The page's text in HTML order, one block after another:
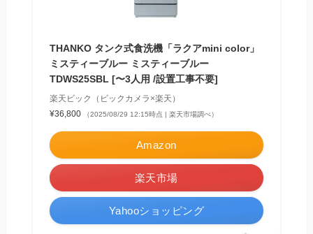
THANKO タンク式食洗機「ラクアmini color」
ミスティーブルー ミスティーブルー
TDWS25SBL [〜3人用 /設置工事不要]
楽天ビック（ビックカメラ×楽天）
¥36,800
（2025/08/29 12:15時点 | 楽天市場調べ）
Amazon
楽天市場
Yahooショッピング